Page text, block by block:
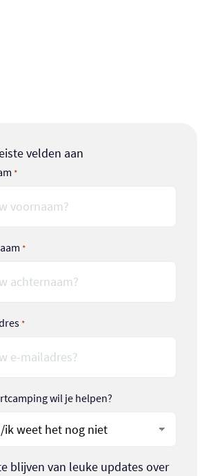
velden aan
*
*
*
wil je helpen?
blijven van leuke updates over